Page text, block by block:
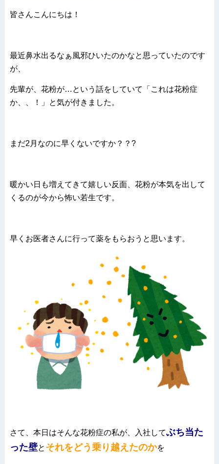
皆さんこんにちは！
最近鼻水出るなぁ風邪ひいたのかなと思っていたのです
が、
先輩が、花粉が…という話をしていて「これは花粉症
か、、！」と気が付きました。
まだ2月なのに早くないですか？？?
暖かい日も増えてきて嬉しい反面、花粉が本気を出して
くるのが今から怖い若生です。
早くお医者さんに行って薬をもらおうと思います。
さて、本日はそんな花粉症の私が、入社してぶち当た
った壁と それをどう乗り越えたのかを